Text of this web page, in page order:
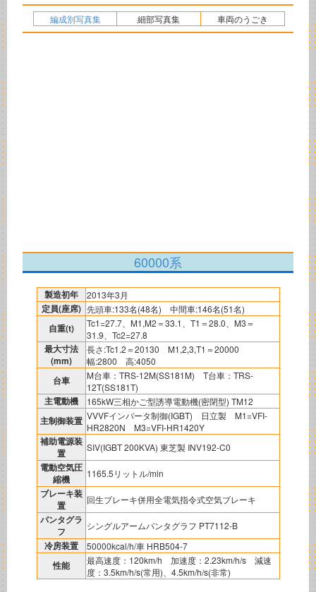
編成別写真集 細部写真集 車両のうごき
60000系
製造初年 2013年3月
定員(座席) 先頭車:133名(48名) 中間車:146名(51名)
自重(t)
Tc1=27.7、M1,M2＝33.1、T1＝28.0、M3＝
31.9、Tc2=27.8
最大寸法
(mm)
長さ:Tc1.2＝20130 M1,2,3,T1＝20000
幅:2800 高:4050
台車
M台車：TRS-12M(SS181M) T台車：TRS-
12T(SS181T)
主電動機 165kW三相かご型誘導電動機(密閉型) TM12
主制御装置 VVVFインバータ制御(IGBT) 日立製 M1=VFI-
HR2820N M3=VFI-HR1420Y
補助電源装
置
SIV(IGBT 200KVA) 東芝製 INV192-C0
電動空気圧
縮機
1165.5リットル/min
ブレーキ装
置
回生ブレーキ併用全電気指令式空気ブレーキ
パンタグラ
フ
シングルアームパンタグラフ PT7112-B
冷房装置 50000kcal/h/車 HRB504-7
性能
最高速度：120km/h 加速度：2.23km/h/s 減速
度：3.5km/h/s(常用)、4.5km/h/s(非常)